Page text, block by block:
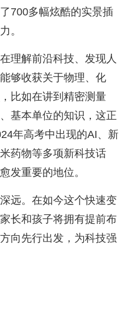
700多幅炫酷的实景插
。
理解前沿科技、发现人
够收获关于物理、化
比如在讲到精密测量
基本单位的知识，这正
年高考中出现的AI、新
药物等多项新科技话
发重要的地位。
远。在如今这个快速变
长和孩子将拥有提前布
向先行出发，为科技强